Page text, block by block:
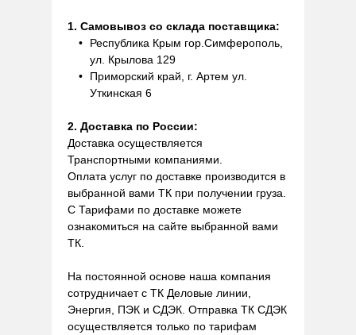
1. Самовывоз со склада поставщика:
Республика Крым гор.Симферополь,
ул. Крылова 129
Приморский край, г. Артем ул.
Уткинская 6
2. Доставка по России:
Доставка осуществляется
Транспортными компаниями.
Оплата услуг по доставке производится в
выбранной вами ТК при получении груза.
С Тарифами по доставке можете
ознакомиться на сайте выбранной вами
ТК.
На постоянной основе наша компания
сотрудничает с ТК Деловые линии,
Энергия, ПЭК и СДЭК. Отправка ТК СДЭК
осуществляется только по тарифам